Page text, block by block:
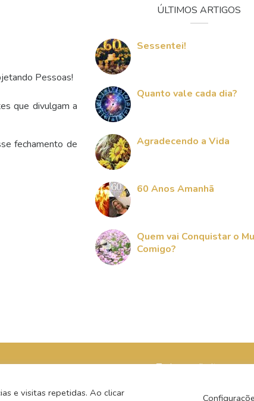
Pessoas!
que divulgam a
fechamento de
ÚLTIMOS ARTIGOS
Sessentei!
Quanto vale cada dia?
Agradecendo a Vida
60 Anos Amanhã
Quem vai Conquistar o
Comigo?
Todos os direitos
e visitas repetidas. Ao clicar